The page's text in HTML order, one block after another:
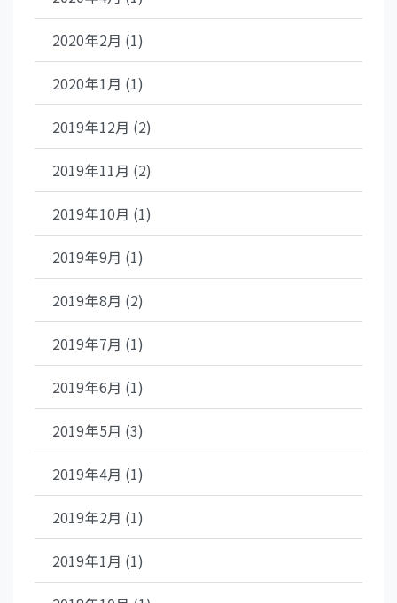
2020年2月 (1)
2020年1月 (1)
2019年12月 (2)
2019年11月 (2)
2019年10月 (1)
2019年9月 (1)
2019年8月 (2)
2019年7月 (1)
2019年6月 (1)
2019年5月 (3)
2019年4月 (1)
2019年2月 (1)
2019年1月 (1)